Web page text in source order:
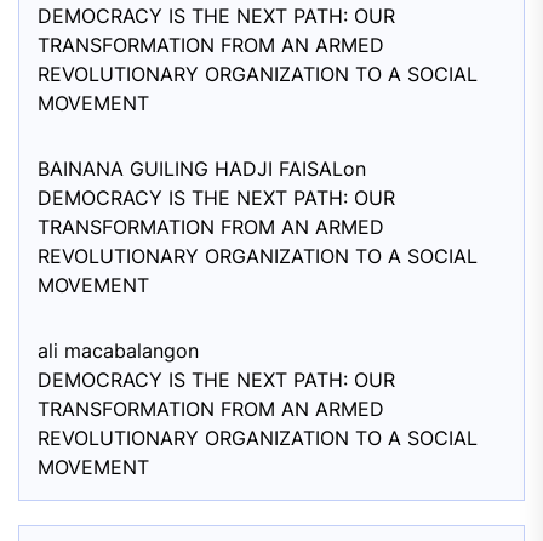
DEMOCRACY IS THE NEXT PATH: OUR
TRANSFORMATION FROM AN ARMED
REVOLUTIONARY ORGANIZATION TO A SOCIAL
MOVEMENT
BAINANA GUILING HADJI FAISALon
DEMOCRACY IS THE NEXT PATH: OUR
TRANSFORMATION FROM AN ARMED
REVOLUTIONARY ORGANIZATION TO A SOCIAL
MOVEMENT
ali macabalangon
DEMOCRACY IS THE NEXT PATH: OUR
TRANSFORMATION FROM AN ARMED
REVOLUTIONARY ORGANIZATION TO A SOCIAL
MOVEMENT